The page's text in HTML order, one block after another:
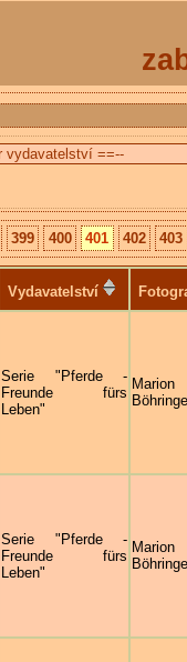
399 400 401 402 403
Vydavatelství
Serie "Pferde -
Freunde fürs
Leben"
Marion
Serie "Pferde -
Freunde fürs
Leben"
Marion